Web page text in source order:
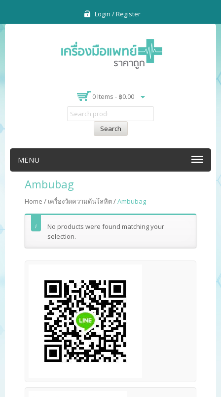
Login / Register
0 Items - ฿0.00
Search
MENU
Ambubag
Home / เครื่องวัดความดันโลหิต/Ambubag
No products were found matching your
selection.